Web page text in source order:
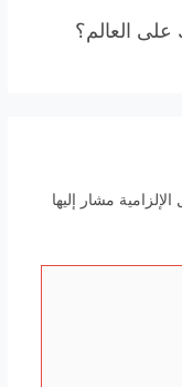
على العالم؟
مشار إليها